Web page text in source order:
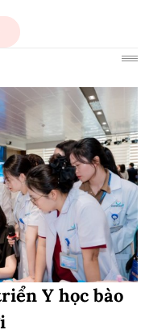
Y học bào